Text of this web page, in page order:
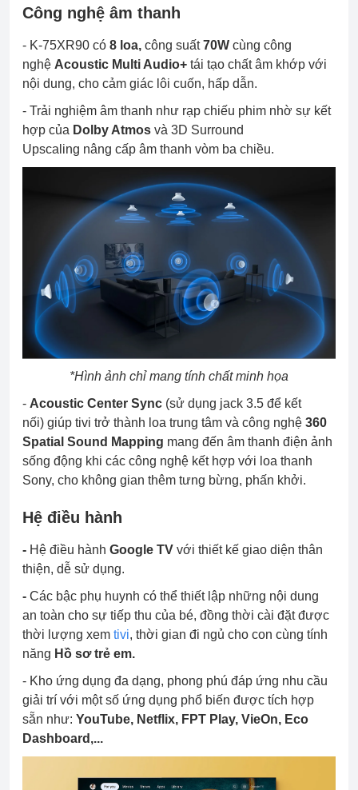
Công nghệ âm thanh
- K-75XR90 có 8 loa, công suất70W cùng công
nghệ Acoustic Multi Audio+ tái tạo chất âm khớp với
nội dung, cho cảm giác lôi cuốn, hấp dẫn.
- Trải nghiệm âm thanh như rạp chiếu phim nhờ sự kết
hợp của Dolby Atmos và 3D Surround
Upscaling nâng cấp âm thanh vòm ba chiều.
*Hình ảnh chỉ mang tính chất minh họa
- Acoustic Center Sync (sử dụng jack 3.5 để kết
nối) giúp tivi trở thành loa trung tâm và công nghệ 360
Spatial Sound Mapping mang đến âm thanh điện ảnh
sống động khi các công nghệ kết hợp với loa thanh
Sony, cho không gian thêm tưng bừng, phấn khởi.
Hệ điều hành
- Hệ điều hành Google TV với thiết kế giao diện thân
thiện, dễ sử dụng.
- Các bậc phụ huynh có thể thiết lập những nội dung
an toàn cho sự tiếp thu của bé, đồng thời cài đặt được
thời lượng xem tivi, thời gian đi ngủ cho con cùng tính
năng Hồ sơ trẻ em.
- Kho ứng dụng đa dạng, phong phú đáp ứng nhu cầu
giải trí với một số ứng dụng phổ biến được tích hợp
sẵn như: YouTube, Netflix, FPT Play, VieOn, Eco
Dashboard,...